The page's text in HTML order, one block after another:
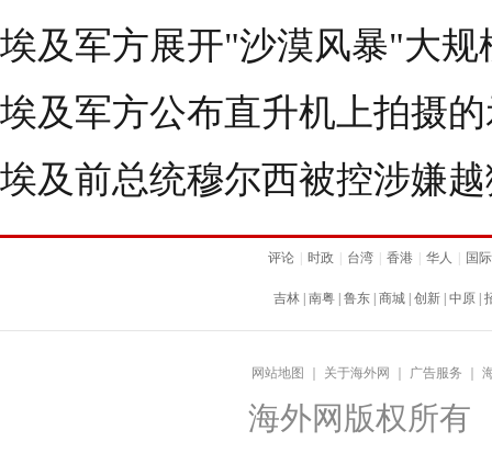
埃及军方展开"沙漠风暴"大
埃及军方公布直升机上拍摄
埃及前总统穆尔西被控涉嫌
评论 时政 台湾 香港 华人 国际
吉林 南粤 鲁东 商城 创新 中原
网站地图 关于海外网 广告服务
海外网版权所有